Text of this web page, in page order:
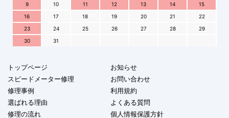
9
10 11 12 13 14
15
16
17 18 19 20 21
22
23
24 25 26 27 28
29
30
31
トップページ
お知らせ
スピードメーター修理
お問い合わせ
修理事例
利用規約
選ばれる理由
よくある質問
修理の流れ
個人情報保護方針